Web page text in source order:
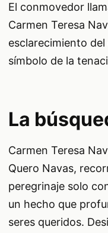
El conmovedor
Carmen Teresa
esclarecimiento
símbolo de la
La
Carmen Teresa
Quero Navas,
peregrinaje solo
un hecho que
seres queridos.